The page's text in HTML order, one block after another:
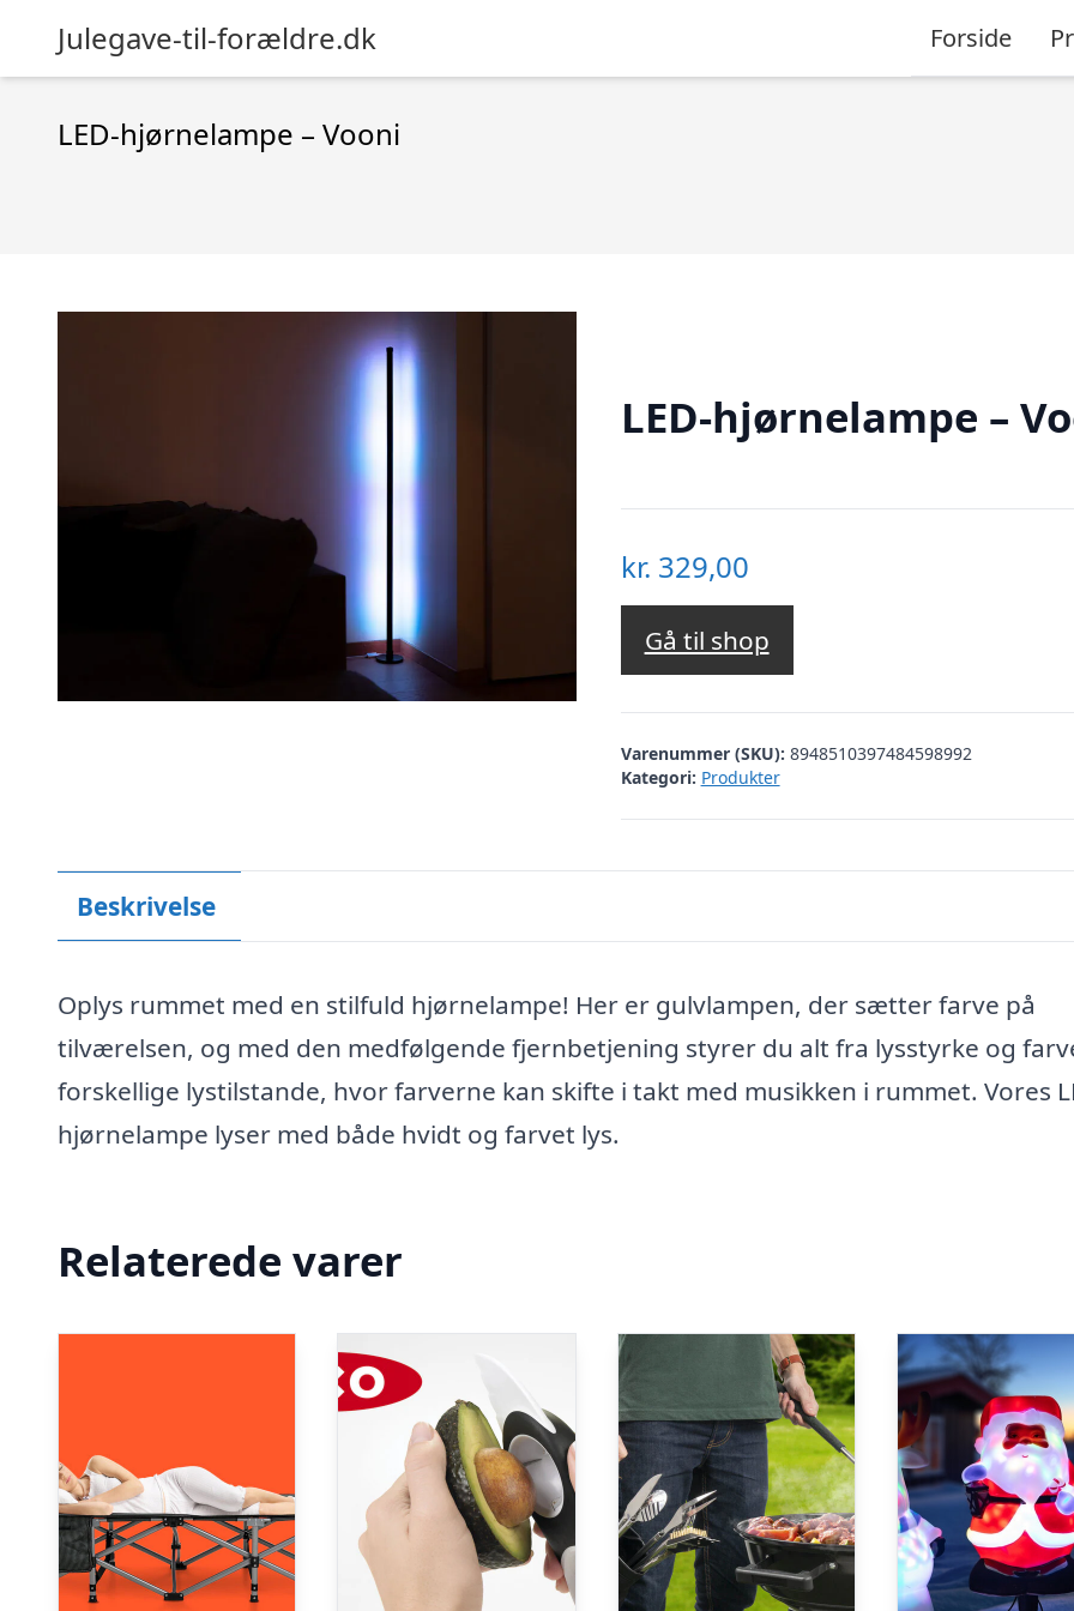
Julegave-til-forældre.dk Forside
LED-hjørnelampe – Vooni
LED-hjørnelampe –
kr. 329,00
Gå til shop
Varenummer (SKU): 8948510397484598992
Kategori: Produkter
Beskrivelse
Oplys rummet med en stilfuld hjørnelampe! Her er gulvlampen, der sætter farve på
tilværelsen, og med den medfølgende fjernbetjening styrer du alt fra lysstyrke og
forskellige lystilstande, hvor farverne kan skifte i takt med musikken i rummet. Vores
hjørnelampe lyser med både hvidt og farvet lys.
Relaterede varer